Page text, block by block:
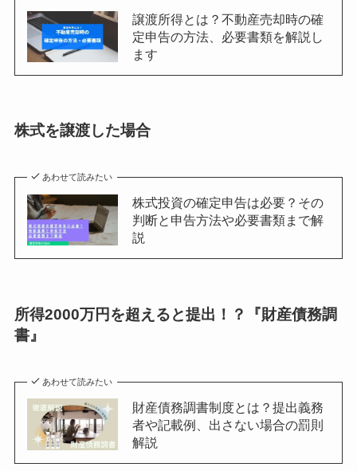
譲渡所得とは？不動産売却時の確
定申告の方法、必要書類を解説し
ます
株式を譲渡した場合
あわせて読みたい
株式投資の確定申告は必要？その
判断と申告方法や必要書類まで解
説
所得2000万円を超えると提出！？『財産債務調
書』
あわせて読みたい
財産債務調書制度とは？提出義務
者や記載例、出さない場合の罰則
解説